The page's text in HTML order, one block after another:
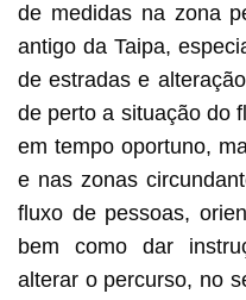
de medidas na zona
antigo da Taipa,
de estradas e
de perto a situação do
em tempo oportuno,
e nas zonas
fluxo de pessoas,
bem como dar
alterar o percurso, no